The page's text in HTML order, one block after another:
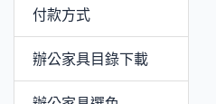
付款方式
辦公家具目錄下載